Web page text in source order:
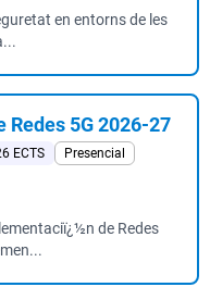
en entorns de les
Redes 5G 2026-27
ECTS
Presencial
de Redes